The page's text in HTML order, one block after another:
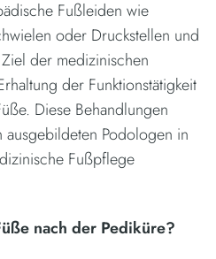
Fußleiden wie
oder Druckstellen und
der medizinischen
der Funktionstätigkeit
Diese Behandlungen
Podologen in
Fußpflege
nach der Pediküre?